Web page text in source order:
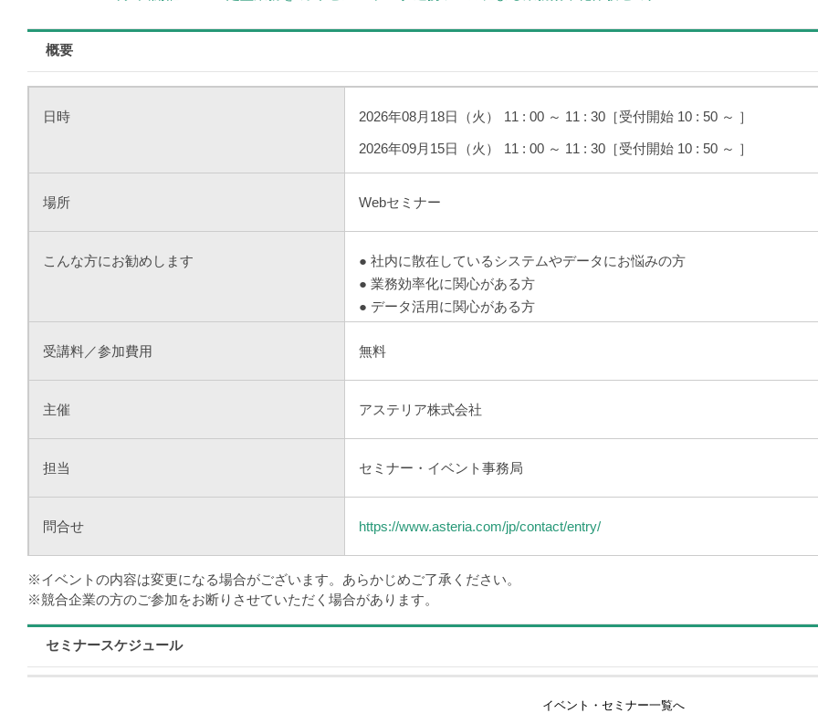
概要
日時 2026年08月18日（火） 11 : 00 ～ 11 : 30 ［受付開始 10 : 50 ～ ］
2026年09月15日（火） 11 : 00 ～ 11 : 30 ［受付開始 10 : 50 ～ ］
場所 Webセミナー
こんな方にお勧めします
● 社内に散在しているシステムやデータにお悩みの方
● 業務効率化に関心がある方
● データ活用に関心がある方
受講料／参加費用 無料
主催 アステリア株式会社
担当 セミナー・イベント事務局
問合せ https://www.asteria.com/jp/contact/entry/
※イベントの内容は変更になる場合がございます。あらかじめご了承ください。
※競合企業の方のご参加をお断りさせていただく場合があります。
セミナースケジュール
イベント・セミナー一覧へ